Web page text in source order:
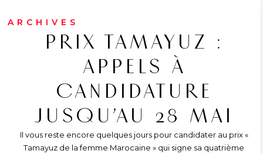
ARCHIVES
PRIX TAMAYUZ :
APPELS À
CANDIDATURE
JUSQU’AU 28 MAI
Il vous reste encore quelques jours pour candidater au prix «
Tamayuz de la femme Marocaine » qui signe sa quatrième